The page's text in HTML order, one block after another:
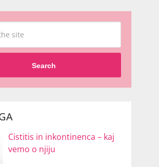
Search
Cistitis in inkontinenca – kaj
vemo o njiju